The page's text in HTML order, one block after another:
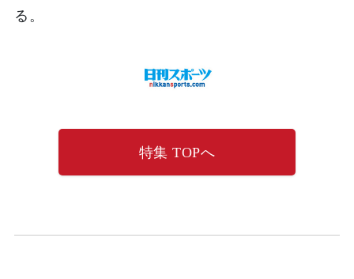
る。
特集 TOPへ